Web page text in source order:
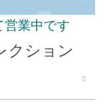
営業中です
クション